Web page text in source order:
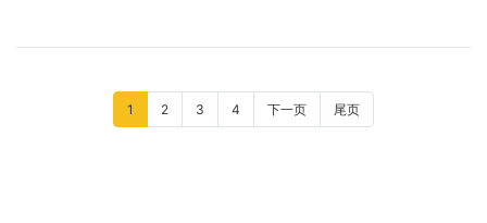
1 2 3 4 下一页 尾页